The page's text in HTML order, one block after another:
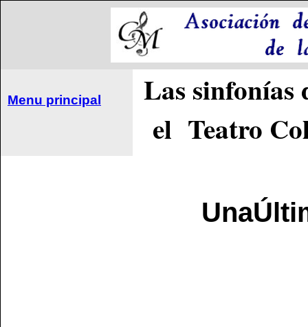
Menu principal
Las sinfonías
el Teatro
Una